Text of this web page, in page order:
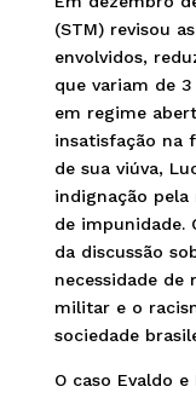
(STM) revisou
envolvidos,
que variam de
em regime
insatisfação na
de sua viúva,
indignação pela
de impunidade.
da discussão
necessidade de
militar e o
sociedade
O caso Evaldo